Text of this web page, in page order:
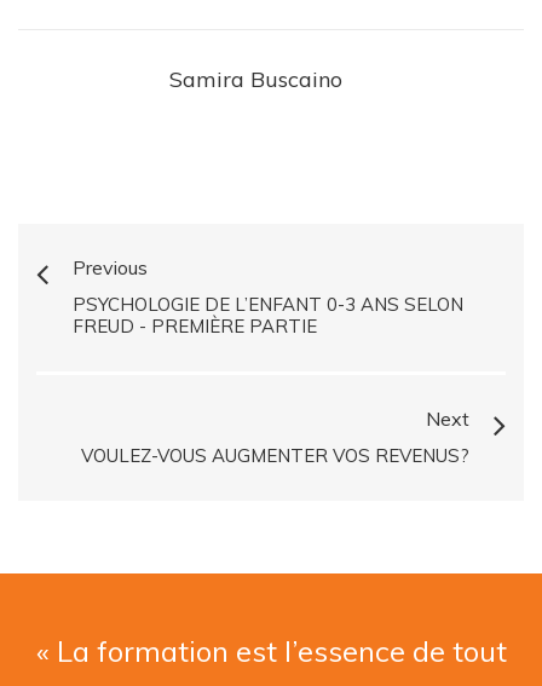
Samira Buscaino
Previous
PSYCHOLOGIE DE L’ENFANT 0-3 ANS SELON
FREUD - PREMIÈRE PARTIE
Next
VOULEZ-VOUS AUGMENTER VOS REVENUS?
« La formation est l’essence de tout